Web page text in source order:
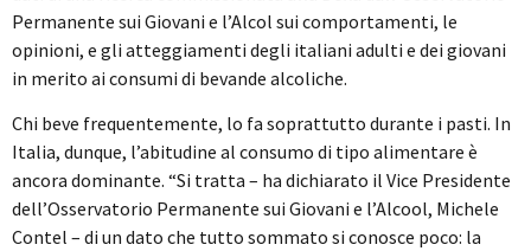
Permanente sui Giovani e l’Alcol sui comportamenti, le
opinioni, e gli atteggiamenti degli italiani adulti e dei giovani
in merito ai consumi di bevande alcoliche.
Chi beve frequentemente, lo fa soprattutto durante i pasti. In
Italia, dunque, l’abitudine al consumo di tipo alimentare è
ancora dominante. “Si tratta – ha dichiarato il Vice Presidente
dell’Osservatorio Permanente sui Giovani e l’Alcool, Michele
Contel – di un dato che tutto sommato si conosce poco: la